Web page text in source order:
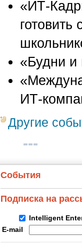
«ИТ-
готовить
«Будни и
ИТ-
Другие
События
Подписка на
Intelligent
E-mail